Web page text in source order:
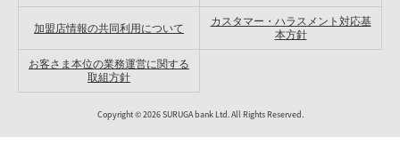
加盟店情報の共同利用について
カスタマー・ハラスメント対応基
本方針
お客さま本位の業務運営に関する
取組方針
Copyright ©2026SURUGA bank Ltd. All Rights Reserved.